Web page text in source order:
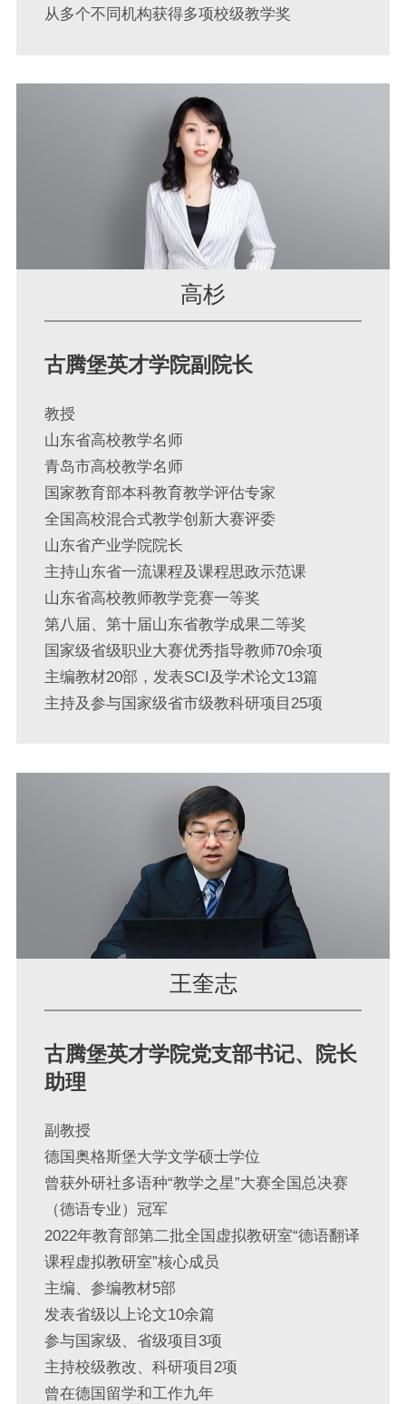
从多个不同机构获得多项校级教学奖
高杉
古腾堡英才学院副院长
教授
山东省高校教学名师
青岛市高校教学名师
国家教育部本科教育教学评估专家
全国高校混合式教学创新大赛评委
山东省产业学院院长
主持山东省一流课程及课程思政示范课
山东省高校教师教学竞赛一等奖
第八届、第十届山东省教学成果二等奖
国家级省级职业大赛优秀指导教师70余项
主编教材20部，发表SCI及学术论文13篇
主持及参与国家级省市级教科研项目25项
王奎志
古腾堡英才学院党支部书记、院长
助理
副教授
德国奥格斯堡大学文学硕士学位
曾获外研社多语种“教学之星”大赛全国总决赛
（德语专业）冠军
2022年教育部第二批全国虚拟教研室“德语翻译
课程虚拟教研室”核心成员
主编、参编教材5部
发表省级以上论文10余篇
参与国家级、省级项目3项
主持校级教改、科研项目2项
曾在德国留学和工作九年